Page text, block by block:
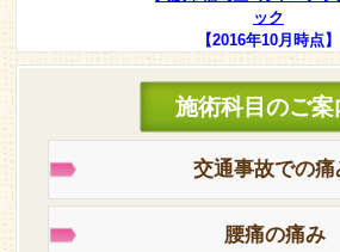
ック
【2016年10月時点】
施術科目のご案
交通事故での痛
腰痛の痛み